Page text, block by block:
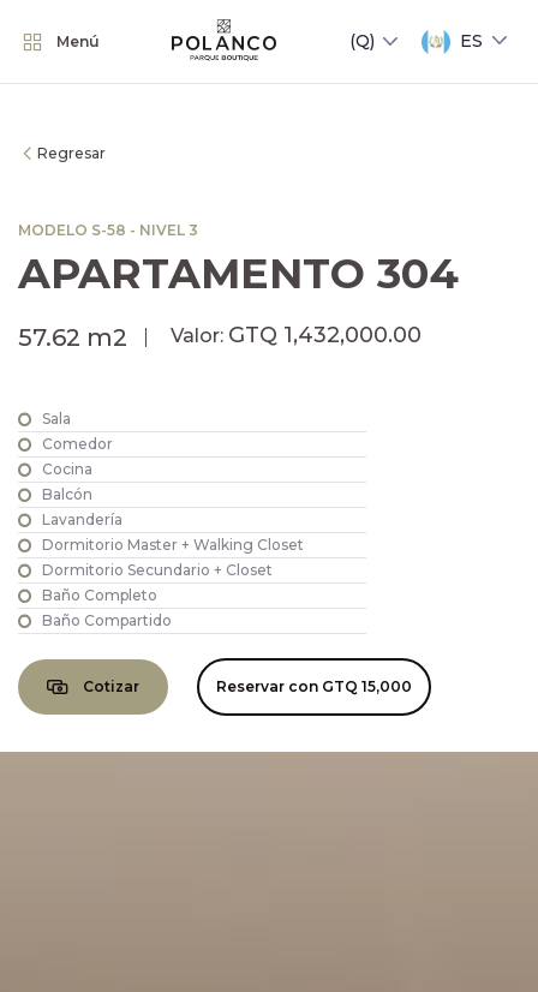
Menú ES
Regresar
MODELO S-58 - NIVEL 3
APARTAMENTO 304
57.62 m2 Valor: GTQ 1,432,000.00
Sala
Comedor
Cocina
Balcón
Lavandería
Dormitorio Master + Walking Closet
Dormitorio Secundario + Closet
Baño Completo
Baño Compartido
Cotizar Reservar con GTQ 15,000